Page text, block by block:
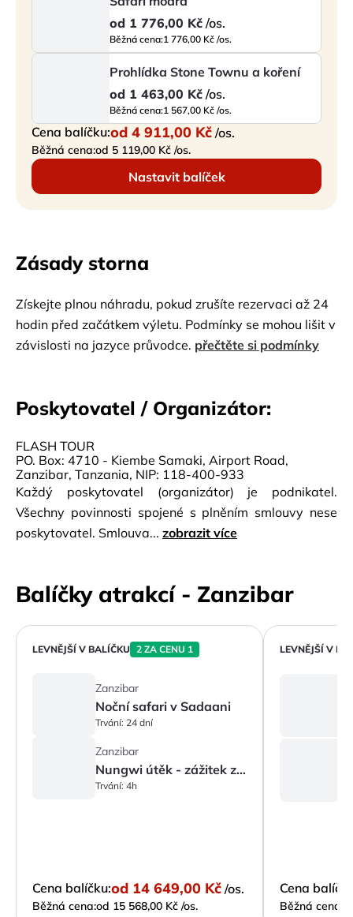
od 1 776,00 Kč /os.
Běžná cena:1 776,00 Kč /os.
Prohlídka Stone Townu a koření
od 1 463,00 Kč /os.
Běžná cena:1 567,00 Kč /os.
Cena balíčku:od 4 911,00 Kč /os.
Běžná cena:od 5 119,00 Kč /os.
Nastavit balíček
Zásady storna
Získejte plnou náhradu, pokud zrušíte rezervaci až 24
hodin před začátkem výletu. Podmínky se mohou lišit v
závislosti na jazyce průvodce. přečtěte si podmínky
Poskytovatel / Organizátor:
FLASH TOUR
PO. Box: 4710 - Kiembe Samaki, Airport Road,
Zanzibar, Tanzania, NIP: 118-400-933
Každý poskytovatel (organizátor) je podnikatel.
Všechny povinnosti spojené s plněním smlouvy nese
poskytovatel. Smlouva... zobrazit více
Balíčky atrakcí - Zanzibar
LEVNĚJŠÍ V BALÍČKU 2 ZA CENU 1
Zanzibar
Noční safari v Sadaani
Trvání: 24 dní
Zanzibar
Nungwi útěk - zážitek ze západu slunce
Trvání: 4h
Cena balíčku:od 14 649,00 Kč /os.
Běžná cena:od 15 568,00 Kč /os.
LEVNĚJŠÍ V
Cena
Běžná cena: